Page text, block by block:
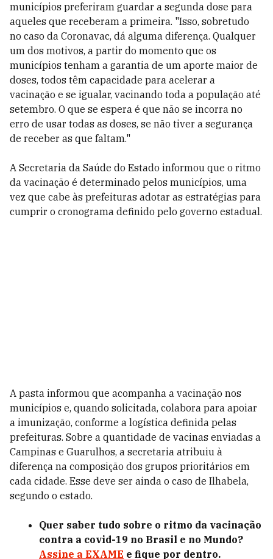
municípios preferiram guardar a segunda dose para
aqueles que receberam a primeira. "Isso, sobretudo
no caso da Coronavac, dá alguma diferença. Qualquer
um dos motivos, a partir do momento que os
municípios tenham a garantia de um aporte maior de
doses, todos têm capacidade para acelerar a
vacinação e se igualar, vacinando toda a população até
setembro. O que se espera é que não se incorra no
erro de usar todas as doses, se não tiver a segurança
de receber as que faltam."
A Secretaria da Saúde do Estado informou que o ritmo
da vacinação é determinado pelos municípios, uma
vez que cabe às prefeituras adotar as estratégias para
cumprir o cronograma definido pelo governo estadual.
A pasta informou que acompanha a vacinação nos
municípios e, quando solicitada, colabora para apoiar
a imunização, conforme a logística definida pelas
prefeituras. Sobre a quantidade de vacinas enviadas a
Campinas e Guarulhos, a secretaria atribuiu à
diferença na composição dos grupos prioritários em
cada cidade. Esse deve ser ainda o caso de Ilhabela,
segundo o estado.
Quer saber tudo sobre o ritmo da vacinação
contra a covid-19 no Brasil e no Mundo?
Assine a EXAME e fique por dentro.